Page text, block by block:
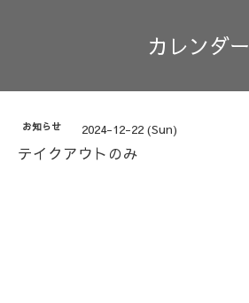
カレンダー
お知らせ 2024-12-22 (Sun)
テイクアウトのみ